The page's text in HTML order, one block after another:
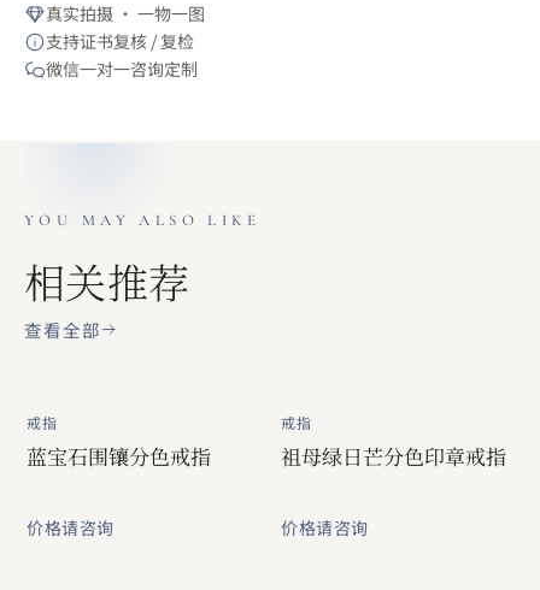
真实拍摄 · 一物一图
支持证书复核 / 复检
微信一对一咨询定制
YOU MAY ALSO LIKE
相关推荐
查看全部
戒指
蓝宝石围镶分色戒指
价格请咨询
戒指
祖母绿日芒分色印章戒指
价格请咨询